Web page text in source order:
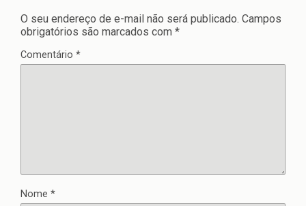
O seu endereço de e-mail não será publicado. Campos
obrigatórios são marcados com *
Comentário *
Nome *